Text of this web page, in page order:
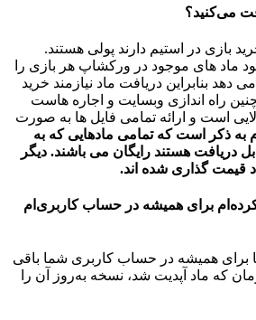
می‌کنید؟
بازی در استیم دارند پولی هستند.
ماد های موجود در ورکشاپ هر بازی را
دهد بنابراین دریافت ماد نیازمند خرید
راه اندازی وبسایت و اجاره هاست
است و ارائه تمامی فایل ها به صورت
به ذکر است که تمامی مادهایی که به
دریافت هستند رایگان می باشند. دیگر
قیمت گذاری شده اند.
کرده‌ام برای همیشه در حساب‌ کاربری‌ام
برای همیشه در حساب کاربری شما باقی
که ماد آپدیت شد، نسخه به‌روز آن را